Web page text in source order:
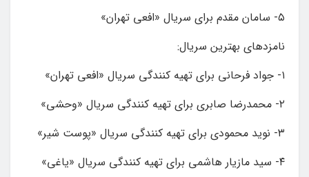
۵- سامان مقدم برای سریال «افعی تهران»
نامزدهای بهترین سریال:
۱- جواد فرحانی برای تهیه کنندگی سریال «افعی تهران»
۲- محمدرضا صابری برای تهیه کنندگی سریال «وحشی»
۳- نوید محمودی برای تهیه کنندگی سریال «پوست شیر»
۴- سید مازیار هاشمی برای تهیه کنندگی سریال «یاغی»